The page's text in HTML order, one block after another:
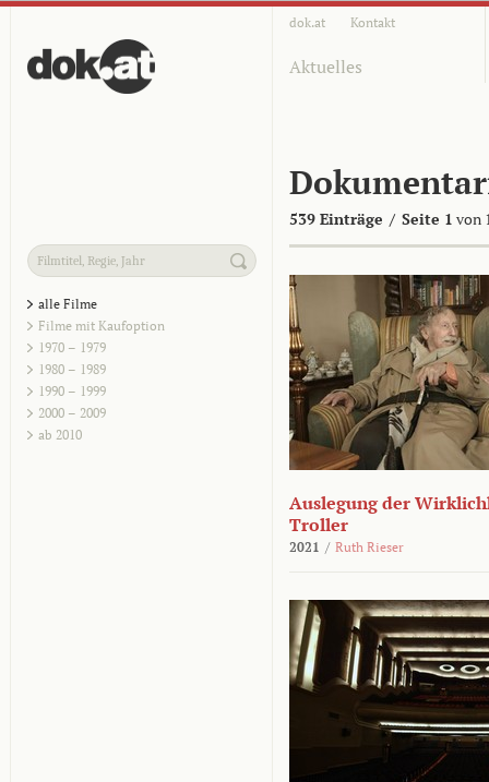
dok.at Kontakt
Aktuelles
539 Einträge / Seite 1 von
alle Filme
Filme mit Kaufoption
1970 – 1979
1980 – 1989
1990 – 1999
2000 – 2009
ab 2010
Auslegung der
Troller
2021 / Ruth Rieser